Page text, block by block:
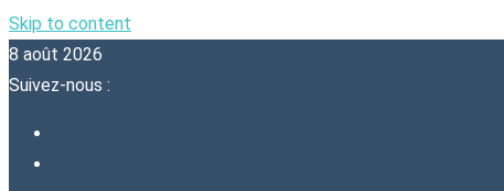
Skip to content
8 août 2026
Suivez-nous :